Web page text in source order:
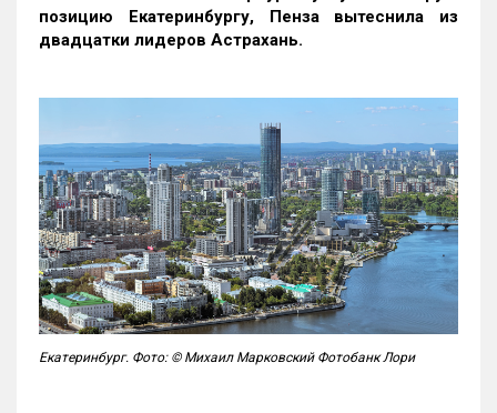
позицию Екатеринбургу, Пенза вытеснила из
двадцатки лидеров Астрахань.
Екатеринбург. Фото: © Михаил Марковский Фотобанк Лори